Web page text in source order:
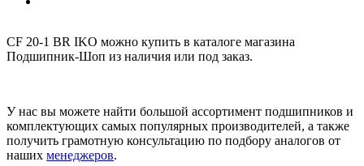
CF 20-1 BR IKO можно купить в каталоге магазина
Подшипник-Шоп из наличия или под заказ.
У нас вы можете найти большой ассортимент подшипников и
комплектующих самых популярных производителей, а также
получить грамотную консультацию по подбору аналогов от
наших менеджеров.